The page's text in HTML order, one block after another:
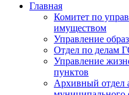
Главная
Комитет по
имуществом
Управление
Отдел по делам
Управление
пунктов
Архивный отдел